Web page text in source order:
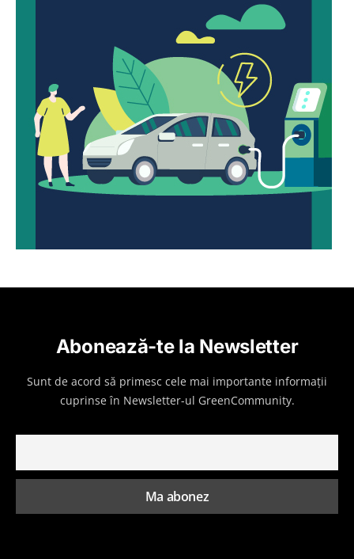
Abonează-te la Newsletter
Sunt de acord să primesc cele mai importante informații
cuprinse în Newsletter-ul GreenCommunity.